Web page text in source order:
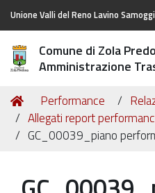
Unione Valli del Reno Lavino
Comune di Zola
Amministrazione
Tu
sei
qui:
Home
Performance
Allegati report
GC_00039_piano